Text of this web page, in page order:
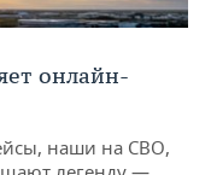
онлайн-
наши на СВО,